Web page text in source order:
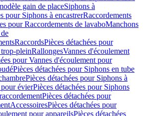
gain de placeSiphons à
pour Siphons à encastrerRaccordements
pour Raccordements de lavaboManchons
RaccordsPièces détachées pour
pleinRallongesVannes d'écoulement
pour Vannes d'écoulement pour
Pièces détachées pour Siphons en tube
Pièces détachées pour Siphons à
évierPièces détachées pour Siphons
Pièces détachées pour
AccessoiresPièces détachées pour
pour appareilsPièces détachées